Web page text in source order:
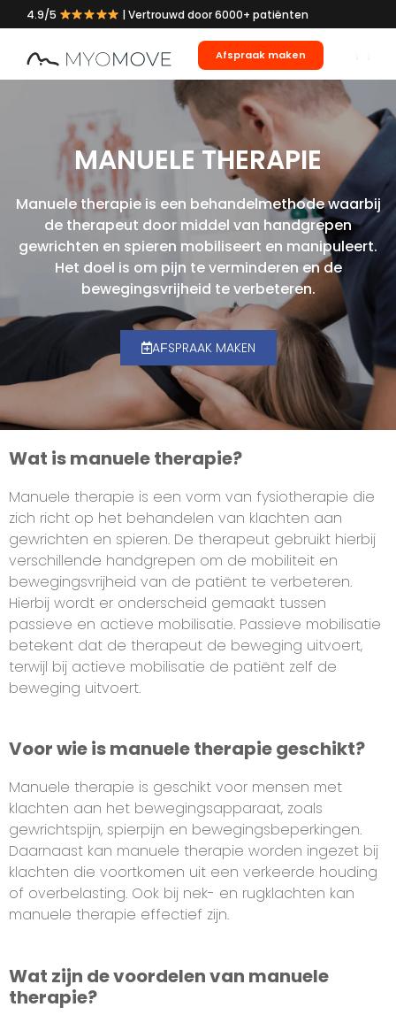
4.9/5 | Vertrouwd door 6000+ patiënten
Afspraak maken
MANUELE THERAPIE
Manuele therapie is een behandelmethode waarbij
de therapeut door middel van handgrepen
gewrichten en spieren mobiliseert en manipuleert.
Het doel is om pijn te verminderen en de
bewegingsvrijheid te verbeteren.
AFSPRAAK MAKEN
Wat is manuele therapie?
Manuele therapie is een vorm van fysiotherapie die
zich richt op het behandelen van klachten aan
gewrichten en spieren. De therapeut gebruikt hierbij
verschillende handgrepen om de mobiliteit en
bewegingsvrijheid van de patiënt te verbeteren.
Hierbij wordt er onderscheid gemaakt tussen
passieve en actieve mobilisatie. Passieve mobilisatie
betekent dat de therapeut de beweging uitvoert,
terwijl bij actieve mobilisatie de patiënt zelf de
beweging uitvoert.
Voor wie is manuele therapie geschikt?
Manuele therapie is geschikt voor mensen met
klachten aan het bewegingsapparaat, zoals
gewrichtspijn, spierpijn en bewegingsbeperkingen.
Daarnaast kan manuele therapie worden ingezet bij
klachten die voortkomen uit een verkeerde houding
of overbelasting. Ook bij nek- en rugklachten kan
manuele therapie effectief zijn.
Wat zijn de voordelen van manuele
therapie?